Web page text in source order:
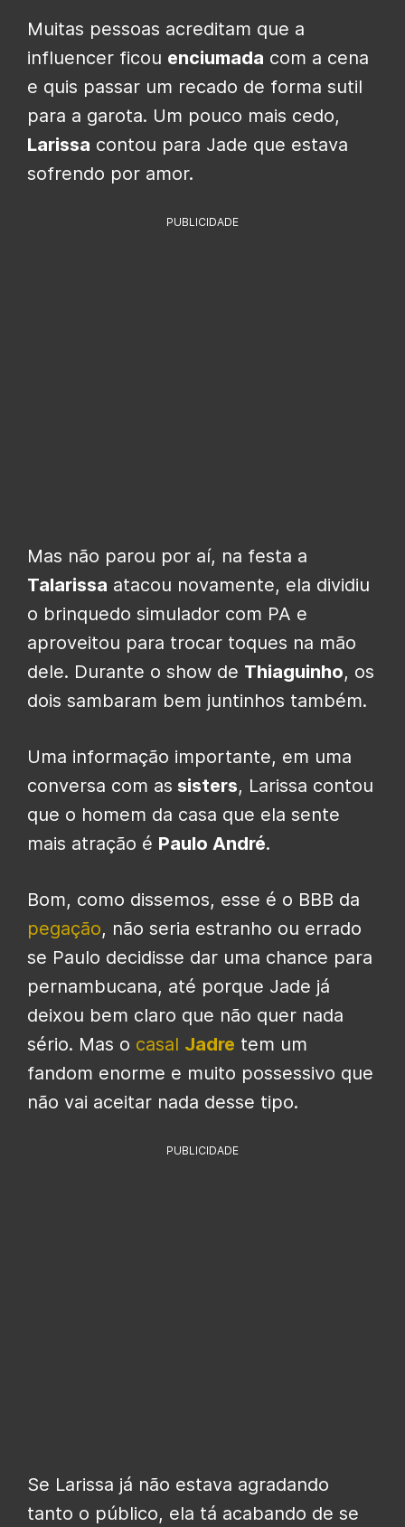
Muitas pessoas acreditam que a
influencer ficou enciumada com a cena
e quis passar um recado de forma sutil
para a garota. Um pouco mais cedo,
Larissa contou para Jade que estava
sofrendo por amor.
PUBLICIDADE
Mas não parou por aí, na festa a
Talarissa atacou novamente, ela dividiu
o brinquedo simulador com PA e
aproveitou para trocar toques na mão
dele. Durante o show de Thiaguinho, os
dois sambaram bem juntinhos também.
Uma informação importante, em uma
conversa com as sisters, Larissa contou
que o homem da casa que ela sente
mais atração é Paulo André.
Bom, como dissemos, esse é o BBB da
pegação, não seria estranho ou errado
se Paulo decidisse dar uma chance para
pernambucana, até porque Jade já
deixou bem claro que não quer nada
sério. Mas o casal Jadre tem um
fandom enorme e muito possessivo que
não vai aceitar nada desse tipo.
PUBLICIDADE
Se Larissa já não estava agradando
tanto o público, ela tá acabando de se